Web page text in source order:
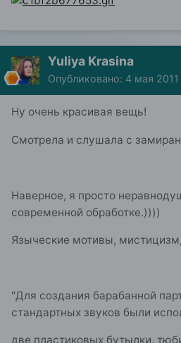
Yuliya Krasina
Опубликовано: 4 мая 2011
Ну очень красивая вещь!
Смотрела и слушала с
Наверное, я просто
современной обработке.))))
Языческие мотивы,
"Для создания барабанной
стандартных звуков были
две пластиковых бутылки,